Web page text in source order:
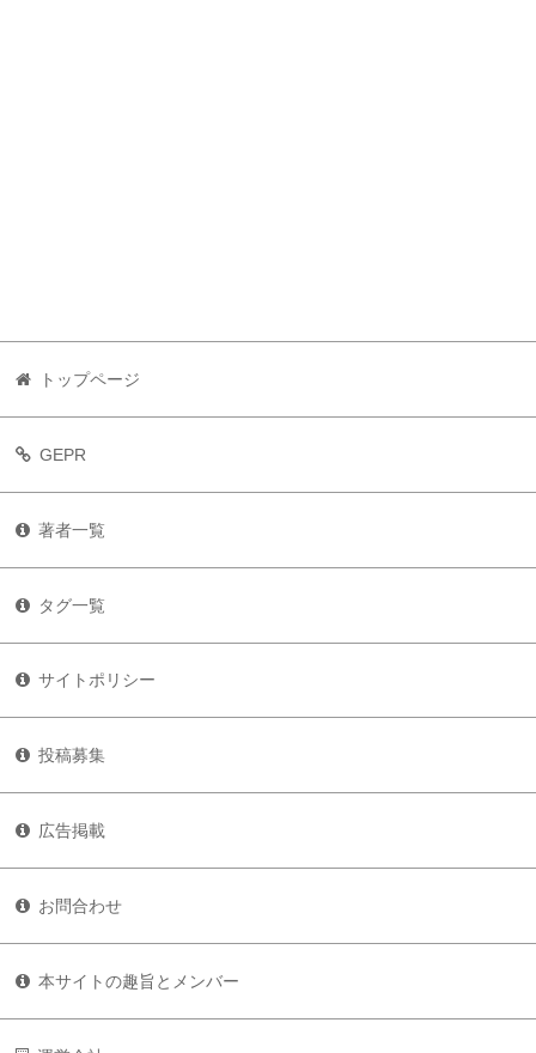
トップページ
GEPR
著者一覧
タグ一覧
サイトポリシー
投稿募集
広告掲載
お問合わせ
本サイトの趣旨とメンバー